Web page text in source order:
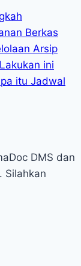
Berkas
Arsip
ini
itu Jadwal
DMS dan
Silahkan